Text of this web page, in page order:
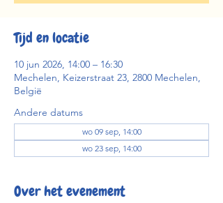
Tijd en locatie
10 jun 2026, 14:00 – 16:30
Mechelen, Keizerstraat 23, 2800 Mechelen,
België
Andere datums
wo 09 sep, 14:00
wo 23 sep, 14:00
Over het evenement